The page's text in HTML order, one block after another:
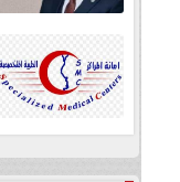
”مستشفيات...